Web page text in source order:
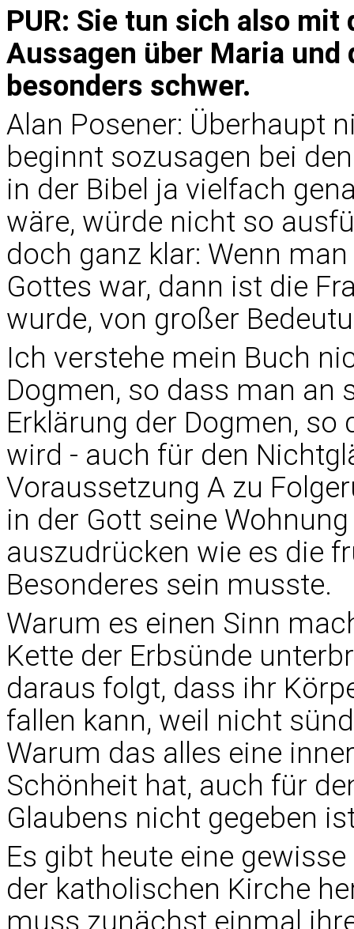
PUR: Sie tun sich also
Aussagen über Maria
besonders schwer.
Alan Posener: Überhaupt
beginnt sozusagen bei
in der Bibel ja vielfach
wäre, würde nicht so
doch ganz klar: Wenn
Gottes war, dann ist die
wurde, von großer
Ich verstehe mein Buch
Dogmen, so dass man an
Erklärung der Dogmen,
wird - auch für den
Voraussetzung A zu
in der Gott seine
auszudrücken wie es die
Besonderes sein musste.
Warum es einen Sinn
Kette der Erbsünde
daraus folgt, dass ihr
fallen kann, weil nicht
Warum das alles eine
Schönheit hat, auch für
Glaubens nicht gegeben
Es gibt heute eine
der katholischen Kirche
muss zunächst einmal